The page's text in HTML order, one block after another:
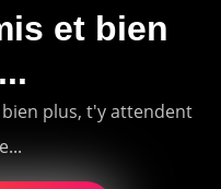
et bien
plus, t'y attendent